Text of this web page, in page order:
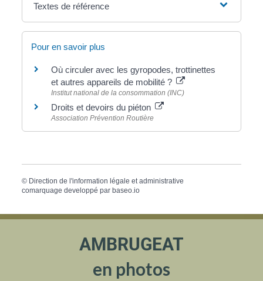
Textes de référence
Pour en savoir plus
Où circuler avec les gyropodes, trottinettes
et autres appareils de mobilité ?
Institut national de la consommation (INC)
Droits et devoirs du piéton
Association Prévention Routière
© Direction de l'information légale et administrative
comarquage developpé parbaseo.io
AMBRUGEAT
en photos